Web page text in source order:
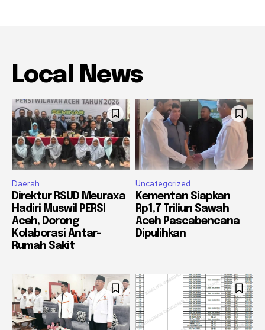
Local News
Daerah
Direktur RSUD Meuraxa
Hadiri Muswil PERSI
Aceh, Dorong
Kolaborasi Antar-
Rumah Sakit
Uncategorized
Kementan Siapkan
Rp1,7 Triliun Sawah
Aceh Pascabencana
Dipulihkan